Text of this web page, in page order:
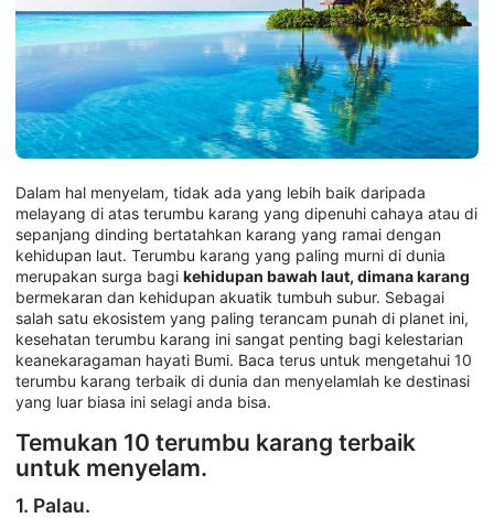
Dalam hal menyelam, tidak ada yang lebih baik daripada
melayang di atas terumbu karang yang dipenuhi cahaya atau di
sepanjang dinding bertatahkan karang yang ramai dengan
kehidupan laut. Terumbu karang yang paling murni di dunia
merupakan surga bagi kehidupan bawah laut, dimana karang
bermekaran dan kehidupan akuatik tumbuh subur. Sebagai
salah satu ekosistem yang paling terancam punah di planet ini,
kesehatan terumbu karang ini sangat penting bagi kelestarian
keanekaragaman hayati Bumi. Baca terus untuk mengetahui 10
terumbu karang terbaik di dunia dan menyelamlah ke destinasi
yang luar biasa ini selagi anda bisa.
Temukan 10 terumbu karang terbaik
untuk menyelam.
1. Palau.